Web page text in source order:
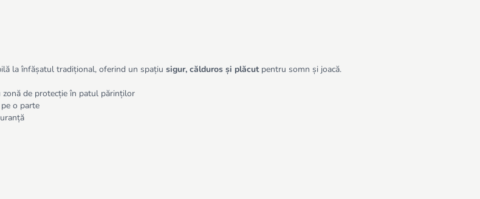
la înfășatul tradițional, oferind un spațiu sigur, călduros și plăcutpentru somn și joacă.
de protecție în patul părinților
o parte
spațiu static pentru odihnă și joacă.